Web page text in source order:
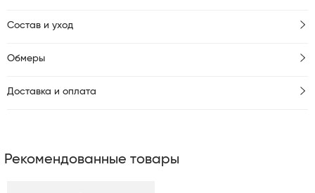
Состав и уход
Обмеры
Доставка и оплата
Рекомендованные товары